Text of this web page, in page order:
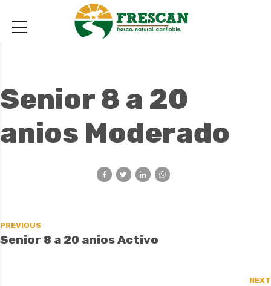
Senior 8 a 20
anios Moderado
PREVIOUS
Senior 8 a 20 anios Activo
NEXT